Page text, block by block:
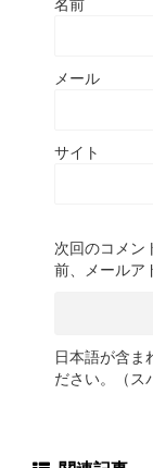
名前
メール
サイト
次回のコメン
前、メールア
日本語が含ま
ださい。（ス